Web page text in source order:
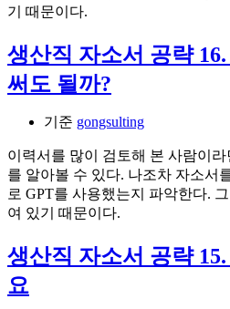
기 때문이다.
생산직 자소서 공략
써도 될까?
기준 gongsulting
이력서를 많이 검토해 본 사람이라
를 알아볼 수 있다. 나조차 자소서
로 GPT를 사용했는지 파악한다.
여 있기 때문이다.
생산직 자소서 공략
요